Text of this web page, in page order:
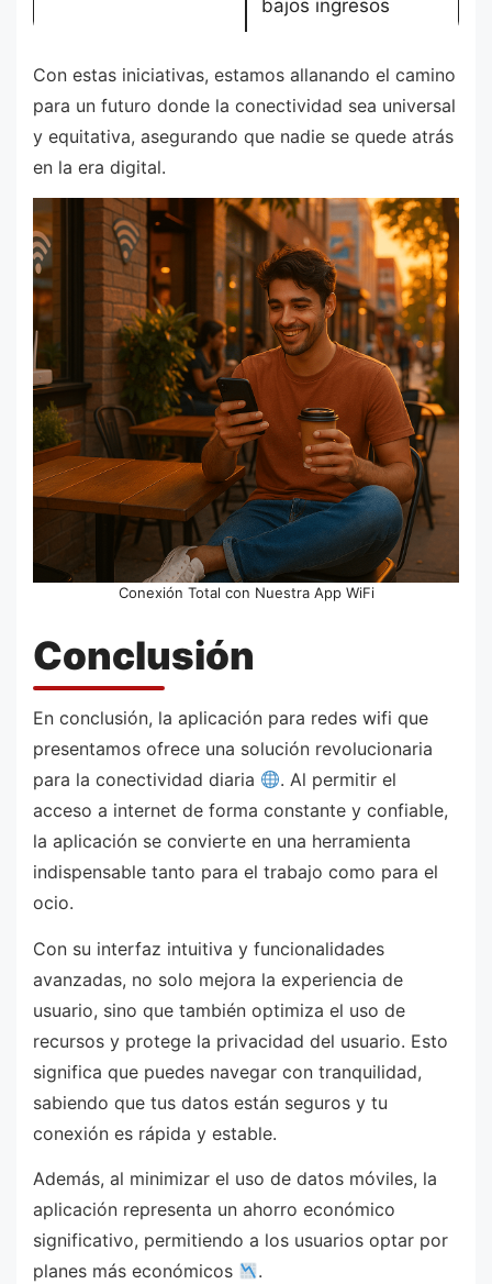
bajos ingresos
Con estas iniciativas, estamos allanando el camino
para un futuro donde la conectividad sea universal
y equitativa, asegurando que nadie se quede atrás
en la era digital.
Conexión Total con Nuestra App WiFi
Conclusión
En conclusión, la aplicación para redes wifi que
presentamos ofrece una solución revolucionaria
para la conectividad diaria
. Al permitir el
acceso a internet de forma constante y confiable,
la aplicación se convierte en una herramienta
indispensable tanto para el trabajo como para el
ocio.
Con su interfaz intuitiva y funcionalidades
avanzadas, no solo mejora la experiencia de
usuario, sino que también optimiza el uso de
recursos y protege la privacidad del usuario. Esto
significa que puedes navegar con tranquilidad,
sabiendo que tus datos están seguros y tu
conexión es rápida y estable.
Además, al minimizar el uso de datos móviles, la
aplicación representa un ahorro económico
significativo, permitiendo a los usuarios optar por
planes más económicos
.